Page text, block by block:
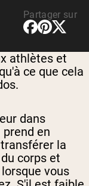
Partager sur
athlètes et
ce que cela
dans
en
la
corps et
vous